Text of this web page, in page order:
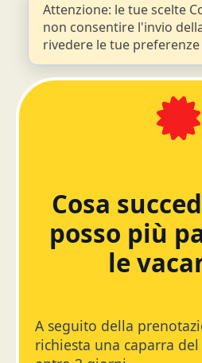
Attenzione: le tue scelte
non consentire l'invio
rivedere le tue
Cosa
posso più
le
A seguito della
richiesta una caparra